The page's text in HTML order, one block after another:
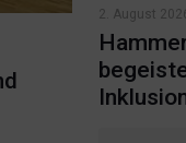
2. August 2026